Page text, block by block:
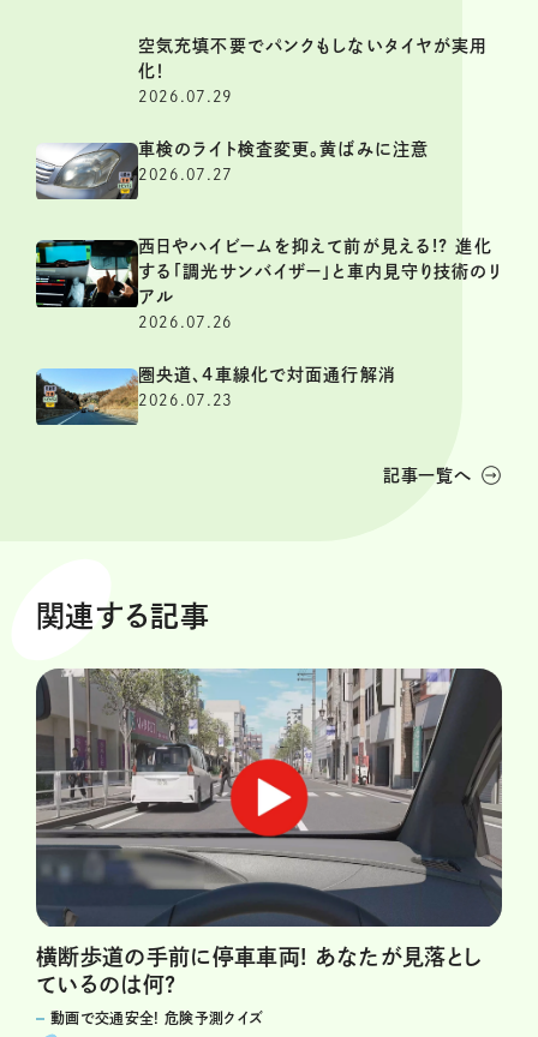
空気充填不要でパンクもしないタイヤが実用
化！
2026.07.29
車検のライト検査変更。黄ばみに注意
2026.07.27
西日やハイビームを抑えて前が見える!? 進化
する「調光サンバイザー」と車内見守り技術のリ
アル
2026.07.26
圏央道、4車線化で対面通行解消
2026.07.23
記事一覧へ
関連する記事
横断歩道の手前に停車車両! あなたが見落とし
ているのは何?
動画で交通安全! 危険予測クイズ